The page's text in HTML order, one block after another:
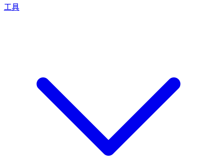
工具